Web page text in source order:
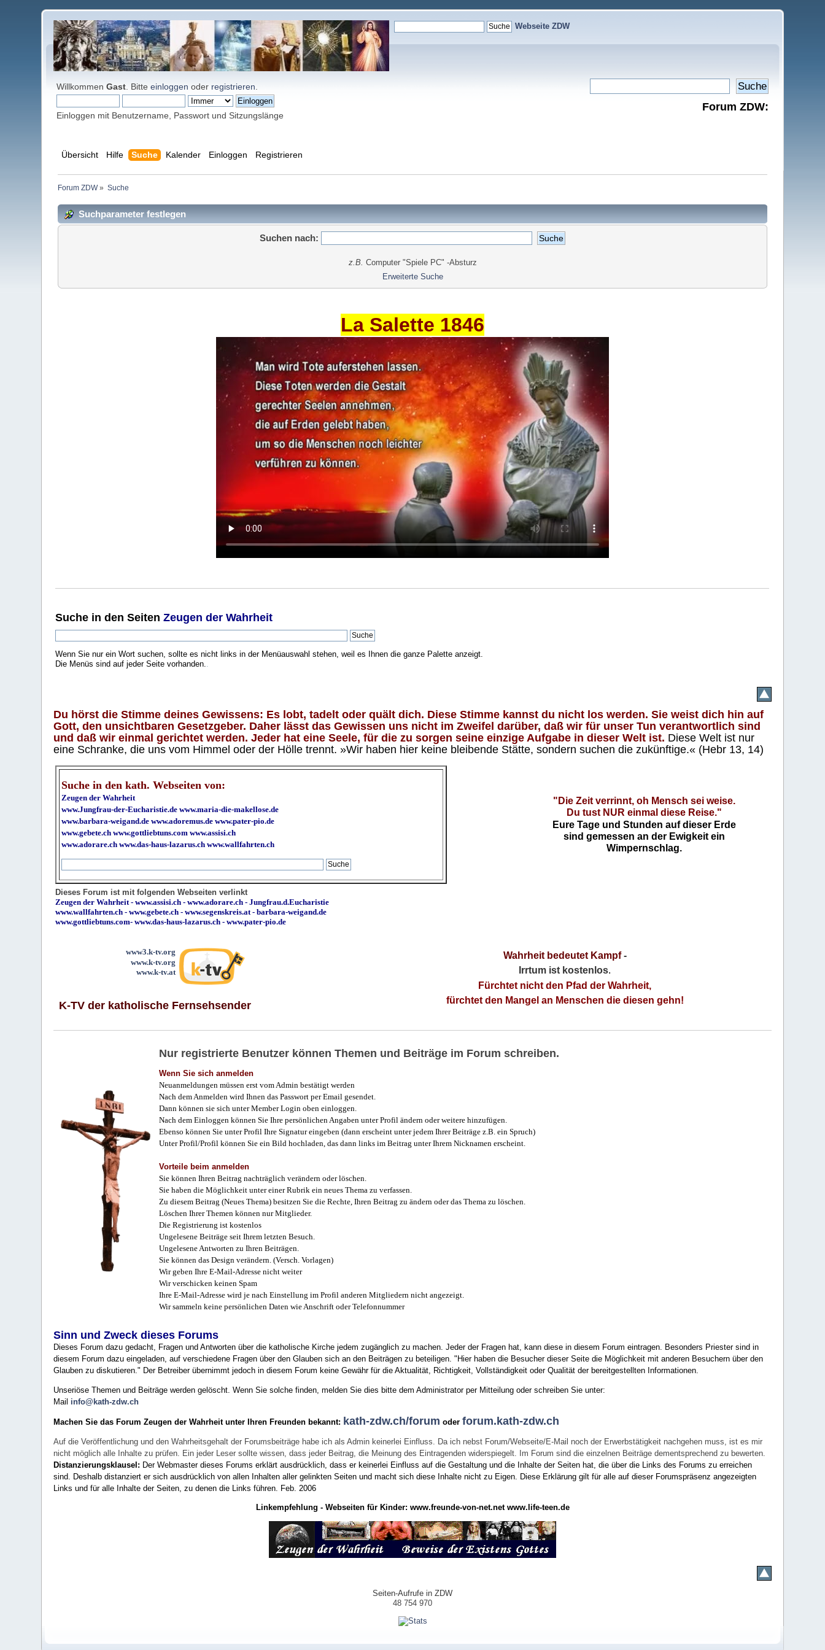
Webseite ZDW
WillkommenGast . Bitteeinloggen oder registrieren
Einloggen mit Benutzername, Passwort und Sitzungslänge
Forum ZDW:
Übersicht Hilfe Suche Kalender Einloggen Registrieren
Forum ZDW» Suche
Suchparameter festlegen
Suchen nach:
z.B. Computer "Spiele PC" -Absturz
Erweiterte Suche
La Salette 1846
Suche in den SeitenZeugen der Wahrheit
Wenn Sie nur ein Wort suchen, sollte es nicht links in der Menüauswahl stehen, weil es Ihnen die ganze Palette anzeigt.
Die Menüs sind auf jeder Seite vorhanden..
Du hörst die Stimme deines Gewissens: Es lobt, tadelt oder quält dich. Diese Stimme kannst du nicht los werden. Sie weist dich hin auf
Gott, den unsichtbaren Gesetzgeber. Daher lässt das Gewissen uns nicht im Zweifel darüber, daß wir für unser Tun verantwortlich sind
und daß wir einmal gerichtet werden. Jeder hat eine Seele, für die zu sorgen seine einzige Aufgabe in dieser Welt ist. Diese Welt ist nur
eine Schranke, die uns vom Himmel oder der Hölle trennt. »Wir haben hier keine bleibende Stätte, sondern suchen die zukünftige.« (Hebr 13, 14)
Suche in den kath. Webseiten von:
Zeugen der Wahrheit
www.Jungfrau-der-Eucharistie.de www.maria-die-makellose.de
www.barbara-weigand.de www.adoremus.de www.pater-pio.de
www.gebete.ch www.gottliebtuns.com www.assisi.ch
www.adorare.ch www.das-haus-lazarus.ch www.wallfahrten.ch
"Die Zeit verrinnt, oh Mensch sei weise.
Du tust NUR einmal diese Reise."
Eure Tage und Stunden auf dieser Erde
sind gemessen an der Ewigkeit ein
Wimpernschlag.
Dieses Forum ist mit folgenden Webseiten verlinkt
Zeugen der Wahrheit-www.assisi.ch -www.adorare.ch -Jungfrau.d.Eucharistie
www.wallfahrten.ch -www.gebete.ch -www.segenskreis.at-barbara-weigand.de
www.gottliebtuns.com-www.das-haus-lazarus.ch - www.pater-pio.de
www3.k-tv.org
www.k-tv.org
www.k-tv.at
K-TV der katholische Fernsehsender
Wahrheit bedeutet Kampf-
Irrtum ist kostenlos.
Fürchtet nicht den Pfad der Wahrheit,
fürchtet den Mangel an Menschen die diesen gehn!
Nur registrierte Benutzer können Themen und Beiträge im Forum schreiben.
Wenn Sie sich anmelden
Neuanmeldungen müssen erst vom Admin bestätigt werden
Nach dem Anmelden wird Ihnen das Passwort per Email gesendet.
Dann können sie sich unter Member Login oben einloggen.
Nach dem Einloggen können Sie Ihre persönlichen Angaben unter Profil ändern oder weitere hinzufügen.
Ebenso können Sie unter Profil Ihre Signatur eingeben (dann erscheint unter jedem Ihrer Beiträge z.B. ein Spruch)
Unter Profil/Profil können Sie ein Bild hochladen, das dann links im Beitrag unter Ihrem Nicknamen erscheint.
Vorteile beim anmelden
Sie können Ihren Beitrag nachträglich verändern oder löschen.
Sie haben die Möglichkeit unter einer Rubrik ein neues Thema zu verfassen.
Zu diesem Beitrag (Neues Thema) besitzen Sie die Rechte, Ihren Beitrag zu ändern oder das Thema zu löschen.
Löschen Ihrer Themen können nur Mitglieder.
Die Registrierung ist kostenlos
Ungelesene Beiträge seit Ihrem letzten Besuch.
Ungelesene Antworten zu Ihren Beiträgen.
Sie können das Design verändern. (Versch. Vorlagen)
Wir geben Ihre E-Mail-Adresse nicht weiter
Wir verschicken keinen Spam
Ihre E-Mail-Adresse wird je nach Einstellung im Profil anderen Mitgliedern nicht angezeigt.
Wir sammeln keine persönlichen Daten wie Anschrift oder Telefonnummer
Sinn und Zweck dieses Forums
Dieses Forum dazu gedacht, Fragen und Antworten über die katholische Kirche jedem zugänglich zu machen. Jeder der Fragen hat, kann diese in diesem Forum eintragen. Besonders Priester sind in
diesem Forum dazu eingeladen, auf verschiedene Fragen über den Glauben sich an den Beiträgen zu beteiligen. "Hier haben die Besucher dieser Seite die Möglichkeit mit anderen Besuchern über den
Glauben zu diskutieren." Der Betreiber übernimmt jedoch in diesem Forum keine Gewähr für die Aktualität, Richtigkeit, Vollständigkeit oder Qualität der bereitgestellten Informationen.
Unseriöse Themen und Beiträge werden gelöscht. Wenn Sie solche finden, melden Sie dies bitte dem Administrator per Mitteilung oder schreiben Sie unter:
Mail info@kath-zdw.ch
Machen Sie das Forum Zeugen der Wahrheit unter Ihren Freunden bekannt: kath-zdw.ch/forum oderforum.kath-zdw.ch
Auf die Veröffentlichung und den Wahrheitsgehalt der Forumsbeiträge habe ich als Admin keinerlei Einfluss. Da ich nebst Forum/Webseite/E-Mail noch der Erwerbstätigkeit nachgehen muss, ist es mir
nicht möglich alle Inhalte zu prüfen. Ein jeder Leser sollte wissen, dass jeder Beitrag, die Meinung des Eintragenden widerspiegelt. Im Forum sind die einzelnen Beiträge dementsprechend zu bewerten.
Distanzierungsklausel: Der Webmaster dieses Forums erklärt ausdrücklich, dass er keinerlei Einfluss auf die Gestaltung und die Inhalte der Seiten hat, die über die Links des Forums zu erreichen
sind. Deshalb distanziert er sich ausdrücklich von allen Inhalten aller gelinkten Seiten und macht sich diese Inhalte nicht zu Eigen. Diese Erklärung gilt für alle auf dieser Forumspräsenz angezeigten
Links und für alle Inhalte der Seiten, zu denen die Links führen. Feb. 2006
Linkempfehlung - Webseiten für Kinder: www.freunde-von-net.net www.life-teen.de
Seiten-Aufrufe in ZDW
48 754 970